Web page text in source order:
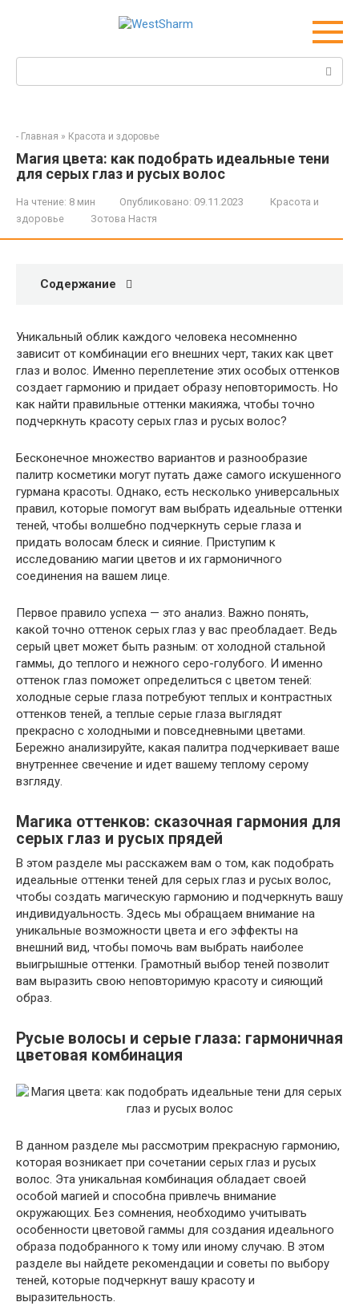
- Главная » Красота и здоровье
Магия цвета: как подобрать идеальные тени
для серых глаз и русых волос
На чтение: 8 мин Опубликовано: 09.11.2023
Красота и
здоровье
Зотова Настя
Содержание
Уникальный облик каждого человека несомненно
зависит от комбинации его внешних черт, таких как цвет
глаз и волос. Именно переплетение этих особых оттенков
создает гармонию и придает образу неповторимость. Но
как найти правильные оттенки макияжа, чтобы точно
подчеркнуть красоту серых глаз и русых волос?
Бесконечное множество вариантов и разнообразие
палитр косметики могут путать даже самого искушенного
гурмана красоты. Однако, есть несколько универсальных
правил, которые помогут вам выбрать идеальные оттенки
теней, чтобы волшебно подчеркнуть серые глаза и
придать волосам блеск и сияние. Приступим к
исследованию магии цветов и их гармоничного
соединения на вашем лице.
Первое правило успеха — это анализ. Важно понять,
какой точно оттенок серых глаз у вас преобладает. Ведь
серый цвет может быть разным: от холодной стальной
гаммы, до теплого и нежного серо-голубого. И именно
оттенок глаз поможет определиться с цветом теней:
холодные серые глаза потребуют теплых и контрастных
оттенков теней, а теплые серые глаза выглядят
прекрасно с холодными и повседневными цветами.
Бережно анализируйте, какая палитра подчеркивает ваше
внутреннее свечение и идет вашему теплому серому
взгляду.
Магика оттенков: сказочная гармония для
серых глаз и русых прядей
В этом разделе мы расскажем вам о том, как подобрать
идеальные оттенки теней для серых глаз и русых волос,
чтобы создать магическую гармонию и подчеркнуть вашу
индивидуальность. Здесь мы обращаем внимание на
уникальные возможности цвета и его эффекты на
внешний вид, чтобы помочь вам выбрать наиболее
выигрышные оттенки. Грамотный выбор теней позволит
вам выразить свою неповторимую красоту и сияющий
образ.
Русые волосы и серые глаза: гармоничная
цветовая комбинация
В данном разделе мы рассмотрим прекрасную гармонию,
которая возникает при сочетании серых глаз и русых
волос. Эта уникальная комбинация обладает своей
особой магией и способна привлечь внимание
окружающих. Без сомнения, необходимо учитывать
особенности цветовой гаммы для создания идеального
образа подобранного к тому или иному случаю. В этом
разделе вы найдете рекомендации и советы по выбору
теней, которые подчеркнут вашу красоту и
выразительность.